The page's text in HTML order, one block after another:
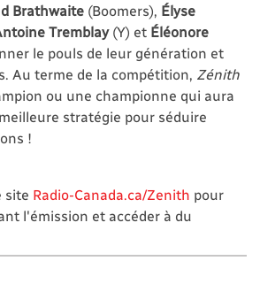
Brathwaite (Boomers), Élyse
Tremblay(Y) et Éléonore
le pouls de leur génération et
Au terme de la compétition, Zénith
ou une championne qui aura
stratégie pour séduire
!
site Radio-Canada.ca/Zenith pour
l'émission et accéder à du